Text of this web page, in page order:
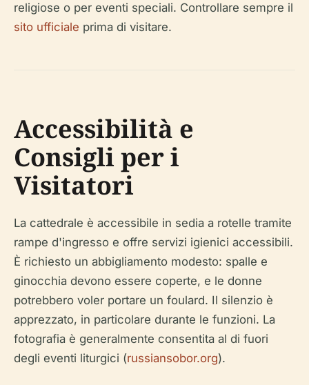
religiose o per eventi speciali. Controllare sempre il
sito ufficiale prima di visitare.
Accessibilità e
Consigli per i
Visitatori
La cattedrale è accessibile in sedia a rotelle tramite
rampe d'ingresso e offre servizi igienici accessibili.
È richiesto un abbigliamento modesto: spalle e
ginocchia devono essere coperte, e le donne
potrebbero voler portare un foulard. Il silenzio è
apprezzato, in particolare durante le funzioni. La
fotografia è generalmente consentita al di fuori
degli eventi liturgici (russiansobor.org).